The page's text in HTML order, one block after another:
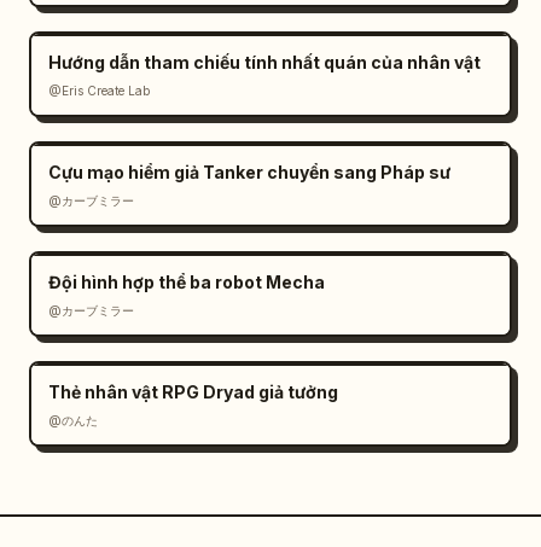
Hướng dẫn tham chiếu tính nhất quán của nhân vật
@Eris Create Lab
Cựu mạo hiểm giả Tanker chuyển sang Pháp sư
@カーブミラー
Đội hình hợp thể ba robot Mecha
@カーブミラー
Thẻ nhân vật RPG Dryad giả tưởng
@のんた